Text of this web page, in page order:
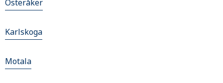
Österåker
Karlskoga
Motala